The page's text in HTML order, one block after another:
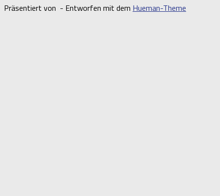
Präsentiert von - Entworfen mit dem Hueman-Theme